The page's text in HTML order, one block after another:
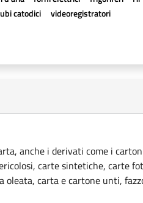
catodici videoregistratori
anche i derivati come i
carte sintetiche, carte
oleata, carta e cartone unti,